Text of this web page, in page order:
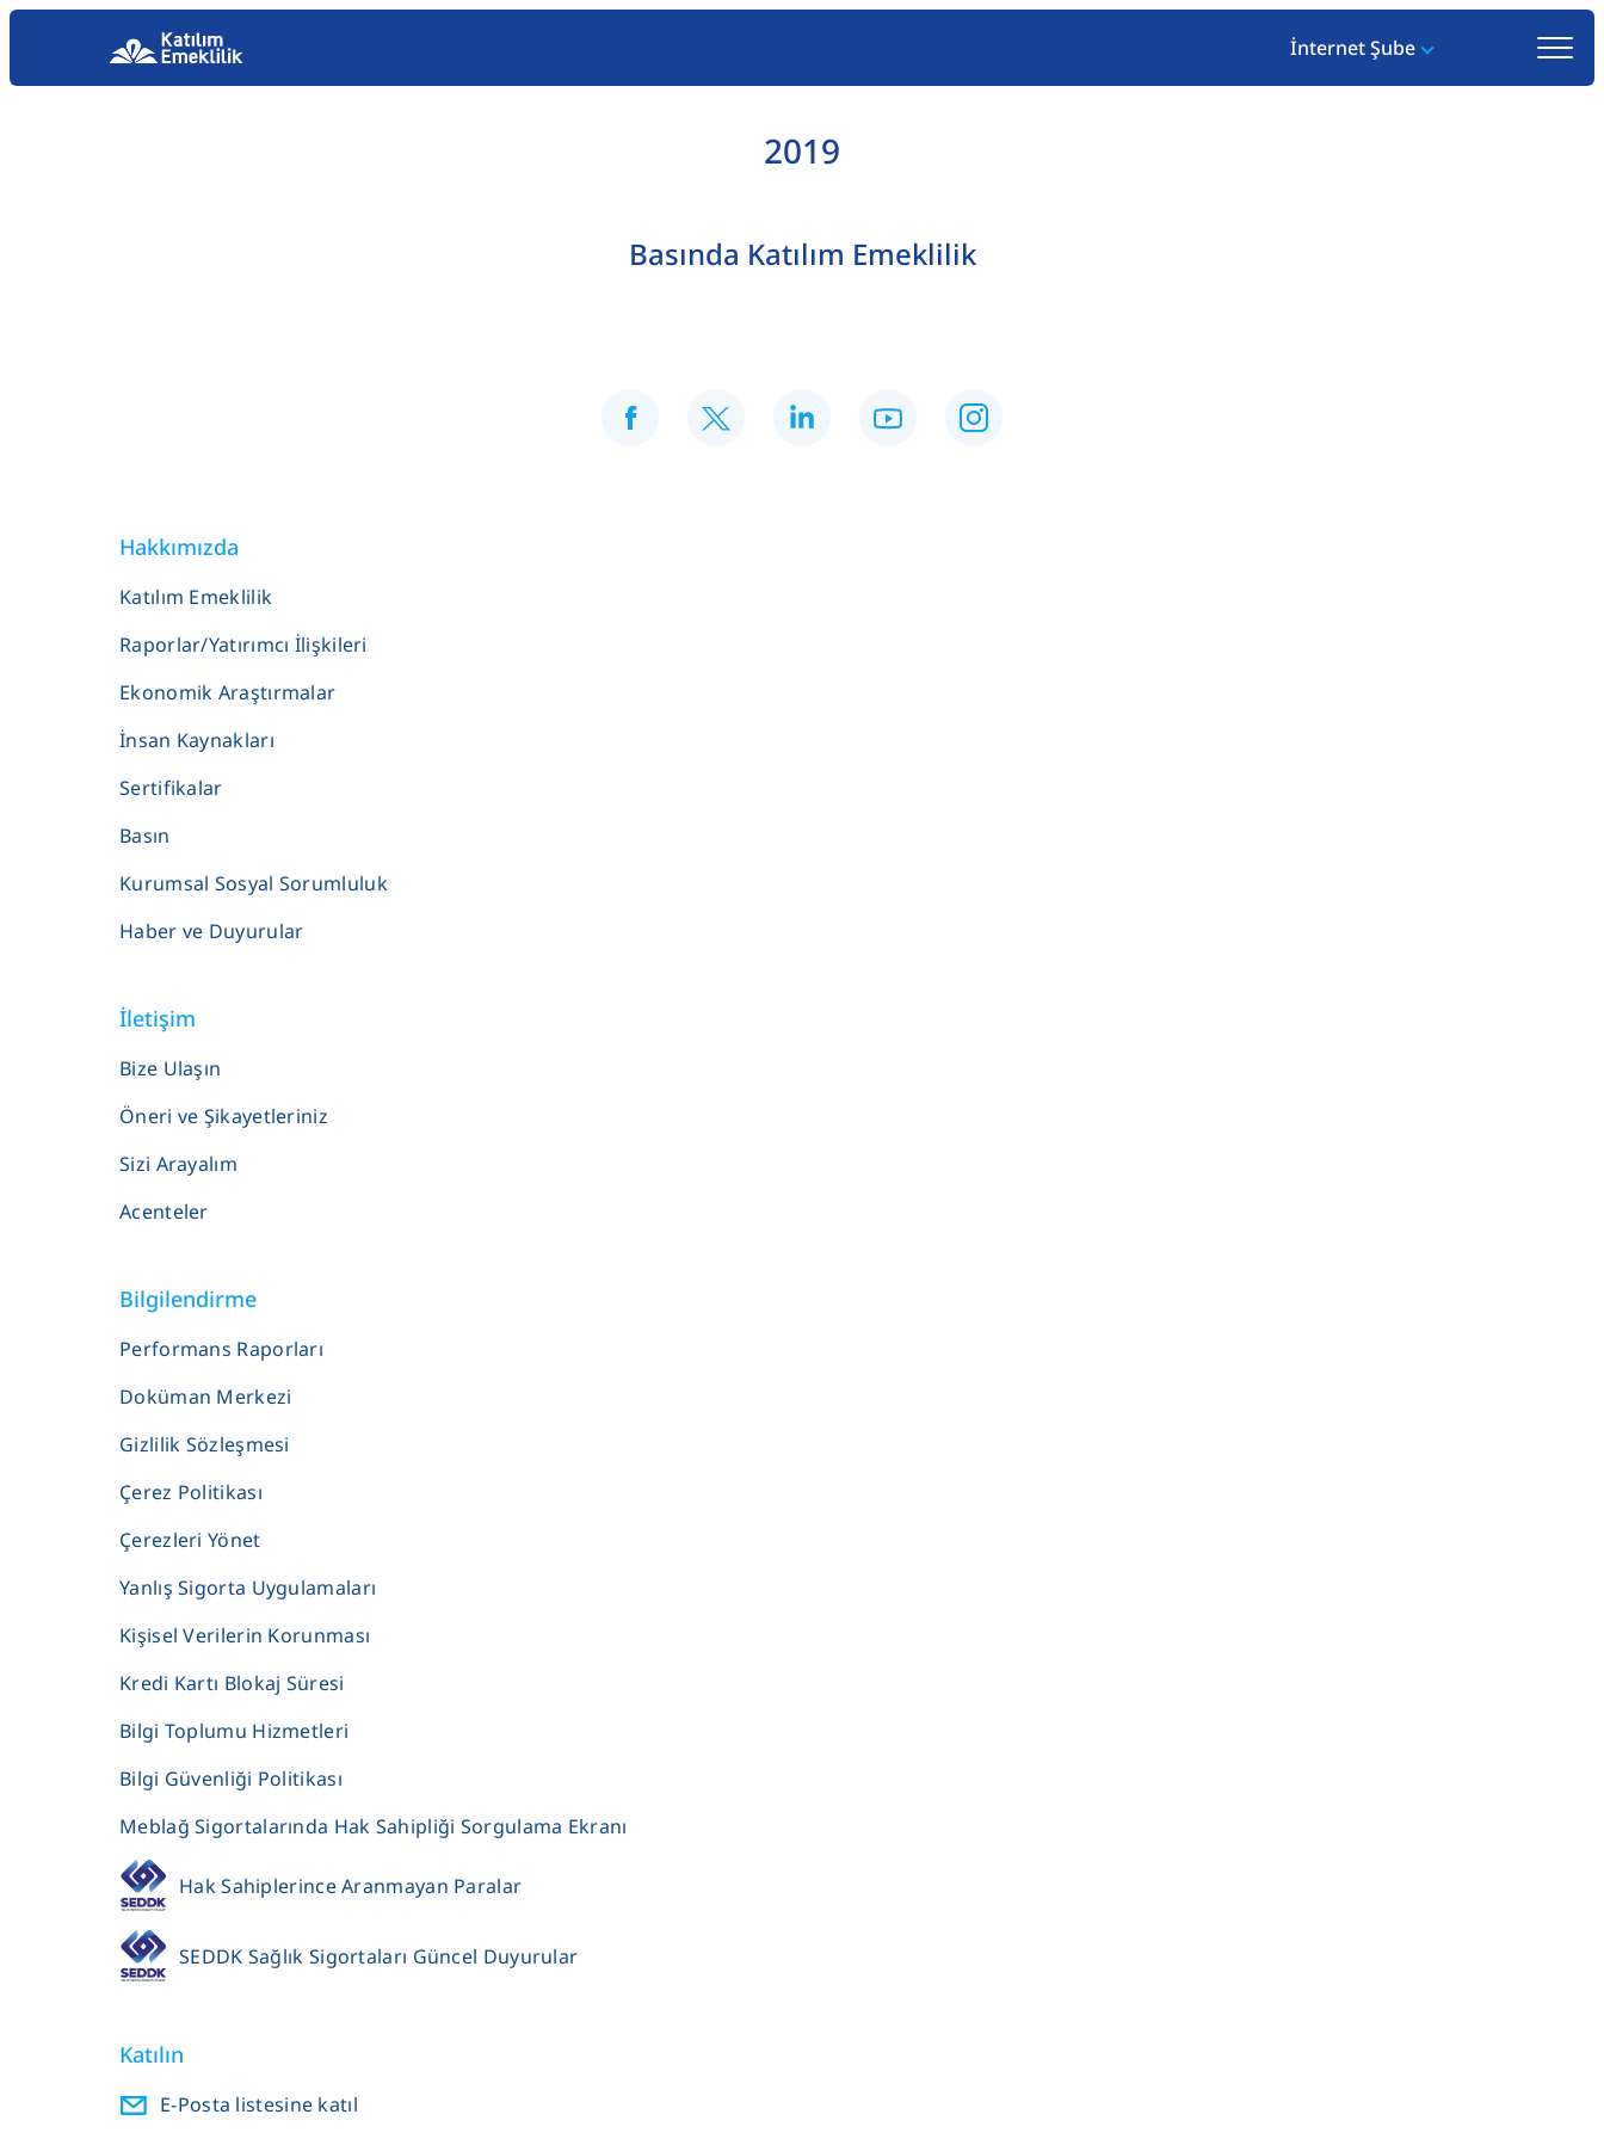
İnternet Şube
2019
Basında Katılım Emeklilik
Hakkımızda
Katılım Emeklilik
Raporlar/Yatırımcı İlişkileri
Ekonomik Araştırmalar
İnsan Kaynakları
Sertifikalar
Basın
Kurumsal Sosyal Sorumluluk
Haber ve Duyurular
İletişim
Bize Ulaşın
Öneri ve Şikayetleriniz
Sizi Arayalım
Acenteler
Bilgilendirme
Performans Raporları
Doküman Merkezi
Gizlilik Sözleşmesi
Çerez Politikası
Çerezleri Yönet
Yanlış Sigorta Uygulamaları
Kişisel Verilerin Korunması
Kredi Kartı Blokaj Süresi
Bilgi Toplumu Hizmetleri
Bilgi Güvenliği Politikası
Meblağ Sigortalarında Hak Sahipliği Sorgulama Ekranı
Hak Sahiplerince Aranmayan Paralar
SEDDK Sağlık Sigortaları Güncel Duyurular
Katılın
E-Posta listesine katıl